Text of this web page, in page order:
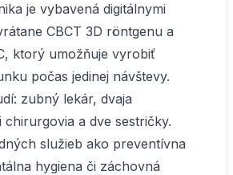
je vybavená digitálnymi
CBCT 3D röntgenu a
ktorý umožňuje vyrobiť
počas jedinej návštevy.
zubný lekár, dvaja
chirurgovia a dve sestričky.
služieb ako preventívna
hygiena či záchovná